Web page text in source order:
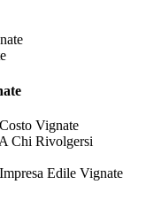
Vignate
Chi Rivolgersi
Edile Vignate